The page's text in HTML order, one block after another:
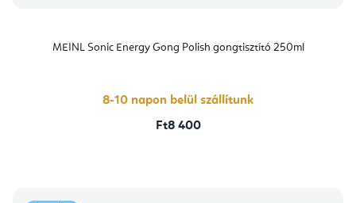
MEINL Sonic Energy Gong Polish gongtisztító 250ml
8-10 napon belül szállítunk
Ft8 400